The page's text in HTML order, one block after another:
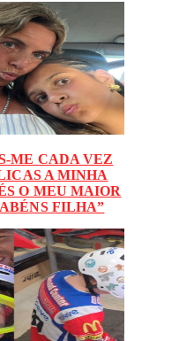
ME CADA VEZ
A MINHA
O MEU MAIOR
FILHA”